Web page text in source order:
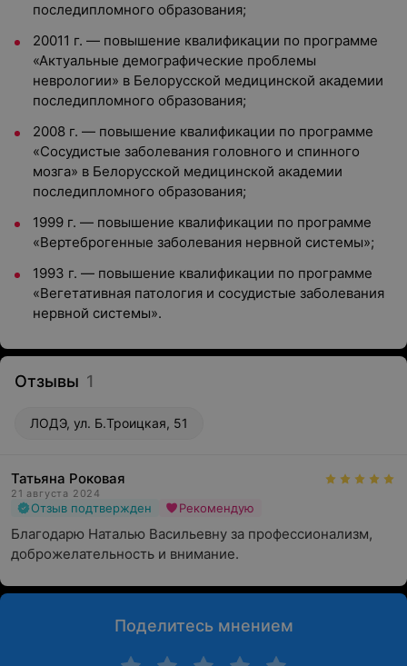
последипломного образования;
20011 г. — повышение квалификации по программе
«Актуальные демографические проблемы
неврологии» в Белорусской медицинской академии
последипломного образования;
2008 г. — повышение квалификации по программе
«Сосудистые заболевания головного и спинного
мозга» в Белорусской медицинской академии
последипломного образования;
1999 г. — повышение квалификации по программе
«Вертеброгенные заболевания нервной системы»;
1993 г. — повышение квалификации по программе
«Вегетативная патология и сосудистые заболевания
нервной системы».
Отзывы 1
ЛОДЭ, ул. Б.Троицкая, 51
Татьяна Роковая
21 августа 2024
Отзыв подтвержден Рекомендую
Благодарю Наталью Васильевну за профессионализм,
доброжелательность и внимание.
Поделитесь мнением